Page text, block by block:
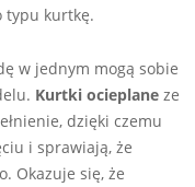
typu kurtkę.
w jednym mogą sobie
Kurtki ocieplane ze
dzięki czemu
i sprawiają, że
Okazuje się, że